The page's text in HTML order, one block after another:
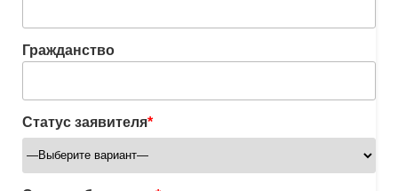
Гражданство
Статус заявителя*